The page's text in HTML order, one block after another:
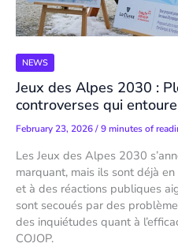
NEWS
Jeux des Alpes 2030 :
controverses qui
February 23, 2026/9 minutes of
Les Jeux des Alpes 2030
marquant, mais ils sont déjà
et à des réactions publiques
sont secoués par des
des inquiétudes quant à
COJOP.